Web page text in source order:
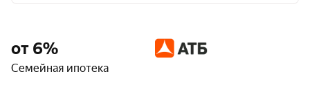
от 6%
Семейная ипотека